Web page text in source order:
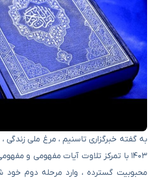
به گفته خبرگزاری تاسنیم ، مرغ ملی
۱۴۰۳ با تمرکز تلاوت آیات مفهومی و